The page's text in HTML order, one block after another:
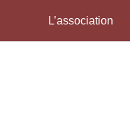
L’association